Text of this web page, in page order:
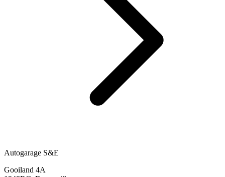
Autogarage S&E
Gooiland 4A